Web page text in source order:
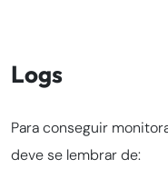
Logs
Para conseguir
deve se lembrar de: